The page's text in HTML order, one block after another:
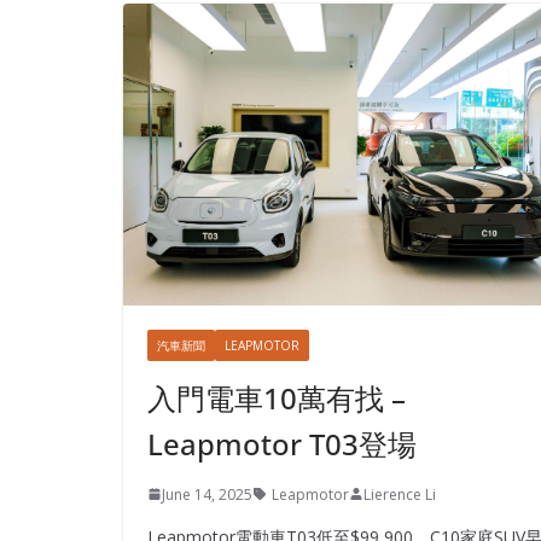
汽車新聞 LEAPMOTOR
入門電車10萬有找 –
Leapmotor T03登場
June 14, 2025 Leapmotor Lierence Li
Leapmotor電動車T03低至$99,900，C10家庭SUV早